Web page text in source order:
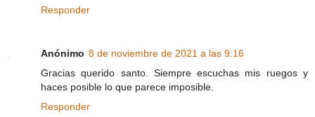
Responder
Anónimo 8 de noviembre de 2021 a las 9:16
Gracias querido santo. Siempre escuchas mis ruegos y
haces posible lo que parece imposible.
Responder